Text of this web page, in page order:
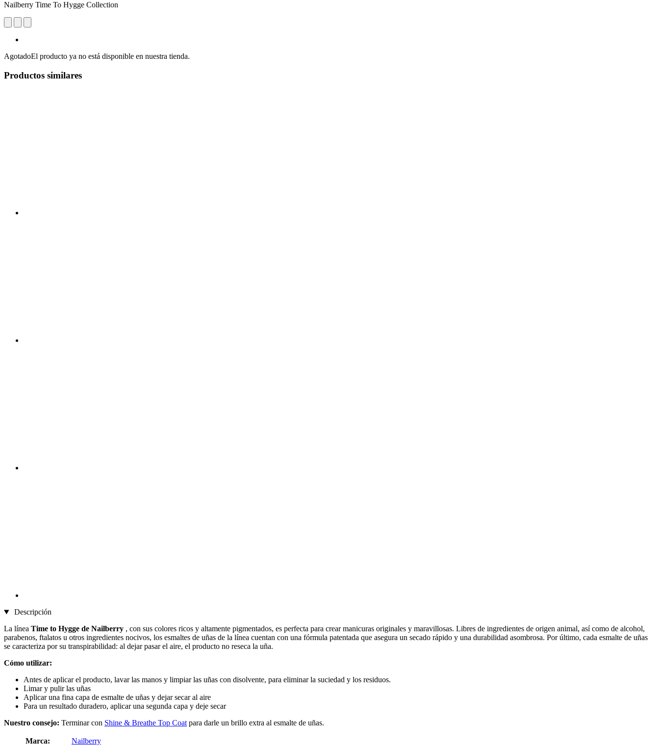
Nailberry Time To Hygge Collection
AgotadoEl producto ya no está disponible en nuestra tienda.
Productos similares
Descripción
La línea Time to Hygge de Nailberry , con sus colores ricos y altamente pigmentados, es perfecta para crear manicuras originales y maravillosas. Libres de ingredientes de origen animal, así como de alcohol,
parabenos, ftalatos u otros ingredientes nocivos, los esmaltes de uñas de la línea cuentan con una fórmula patentada que asegura un secado rápido y una durabilidad asombrosa. Por último, cada esmalte de uñas
se caracteriza por su transpirabilidad: al dejar pasar el aire, el producto no reseca la uña.
Cómo utilizar:
Antes de aplicar el producto, lavar las manos y limpiar las uñas con disolvente, para eliminar la suciedad y los residuos.
Limar y pulir las uñas
Aplicar una fina capa de esmalte de uñas y dejar secar al aire
Para un resultado duradero, aplicar una segunda capa y deje secar
Nuestro consejo: Terminar con Shine & Breathe Top Coat para darle un brillo extra al esmalte de uñas.
Marca:
Nailberry